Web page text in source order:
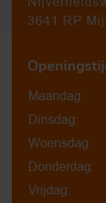
3641 RP
Maandag:
Dinsdag:
Woensdag:
Donderdag:
Vrijdag: